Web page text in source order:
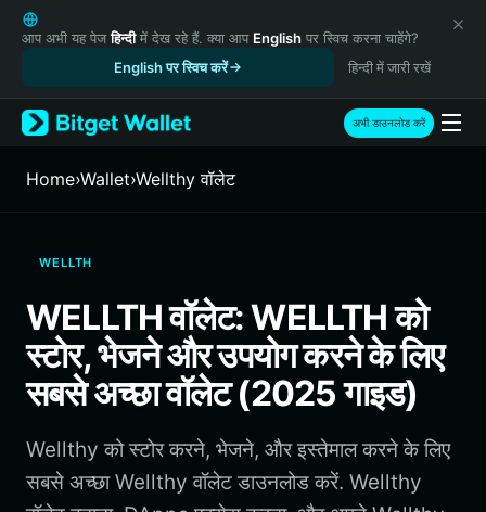
English
日本語
Русский
Español (Latinoamérica)
Türkçe
Italiano
繁體中文
Português (Portugal)
Bahasa Indonesia
ภาษาไทย
Português (Brasil)
Español (Argentina)
आप अभी यह पेजहिन्दीमें देख रहे हैं. क्या आप English पर स्विच करना चाहेंगे?
English पर स्विच करें
हिन्दी में जारी रखें
अभी डाउनलोड करें
Home›Wallet›Wellthy वॉलेट
WELLTH
WELLTH वॉलेट: WELLTH को
स्टोर, भेजने और उपयोग करने के लिए
सबसे अच्छा वॉलेट (2025 गाइड)
Wellthy को स्टोर करने, भेजने, और इस्तेमाल करने के लिए
सबसे अच्छा Wellthy वॉलेट डाउनलोड करें. Wellthy